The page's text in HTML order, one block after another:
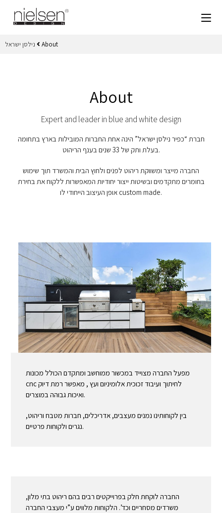
נילסן ישראל About
About
Expert and leader in blue and white design
חברת “כפיר נילסן ישראל” הינה אחת החברות המובילות בארץ בתחומה
בעלת ותק של 33 שנים בענף הריהוט.
החברה מייצר ומשווקת ריהוט לפנים ולחוץ הבית והמשרד תוך שימוש
בחומרים מתקדמים ובשיטות ייצור יחודיות המאפשרות ללקוח את בחירת
אופן העיצוב הייחודי לו custom made.
מפעל החברה מצוייד במכשור ממוחשב ומתקדם הכולל מכונות
cnc לחיתוך ועיבוד זכוכית אלומיניום ועץ , מאפשר רמת דיוק
ואיכות גבוהה במוצרים.
בין לקוחותינו נמנים מעצבים, אדריכלים, חברות מטבח וריהוט,
נגרים ולקוחות פרטיים.
החברה לוקחת חלק בפרוייקטים רבים בהם ריהוט בתי מלון,
משרדים מסחריים וכד’. הלקוחות מלווים ע”י מעצבי החברה